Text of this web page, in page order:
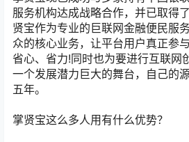
服务机构达成战略合作，并已取得
贤宝作为专业的巨联网金融便民服
众的核心业务，让平台用户真正参
省心、省力!同时也为要进行互联网
一个发展潜力巨大的舞台，自己的
五年。
掌贤宝这么多人用有什么优势？